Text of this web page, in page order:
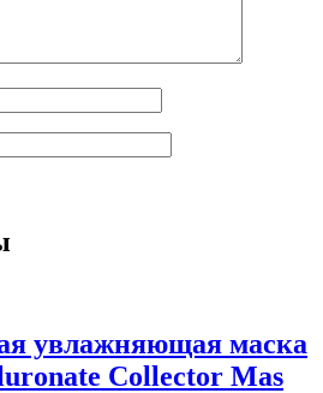
увлажняющая маска
Collector Mas